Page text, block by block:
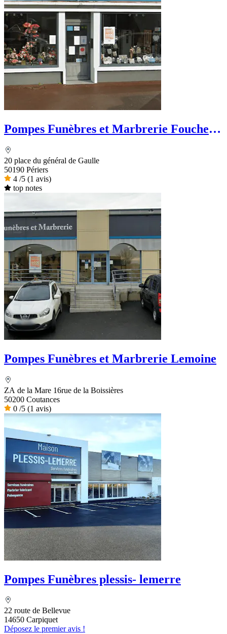
Pompes Funèbres et Marbrerie Foucher
20 place du général de Gaulle
50190 Périers
4 /5 (1 avis)
top notes
Pompes Funèbres et Marbrerie Lemoine
ZA de la Mare 16rue de la Boissières
50200 Coutances
0 /5 (1 avis)
Pompes Funèbres plessis- lemerre
22 route de Bellevue
14650 Carpiquet
Déposez le premier avis !